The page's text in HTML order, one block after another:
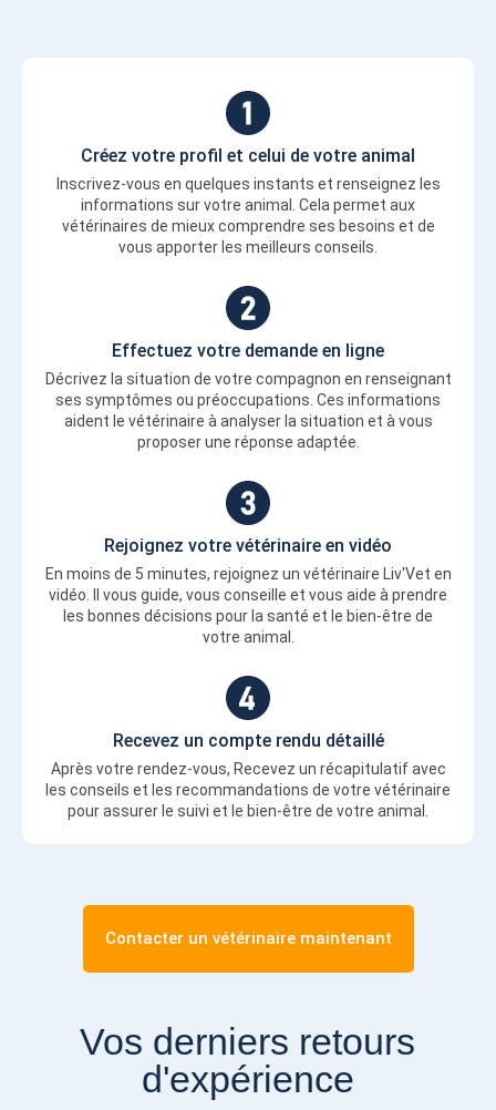
Créez votre profil et celui de votre animal
Inscrivez-vous en quelques instants et renseignez les
informations sur votre animal. Cela permet aux
vétérinaires de mieux comprendre ses besoins et de
vous apporter les meilleurs conseils.
Effectuez votre demande en ligne
Décrivez la situation de votre compagnon en renseignant
ses symptômes ou préoccupations. Ces informations
aident le vétérinaire à analyser la situation et à vous
proposer une réponse adaptée.
Rejoignez votre vétérinaire en vidéo
En moins de 5 minutes, rejoignez un vétérinaire Liv'Vet en
vidéo. Il vous guide, vous conseille et vous aide à prendre
les bonnes décisions pour la santé et le bien-être de
votre animal.
Recevez un compte rendu détaillé
Après votre rendez-vous, Recevez un récapitulatif avec
les conseils et les recommandations de votre vétérinaire
pour assurer le suivi et le bien-être de votre animal.
Contacter un vétérinaire maintenant
Vos derniers retours
d'expérience